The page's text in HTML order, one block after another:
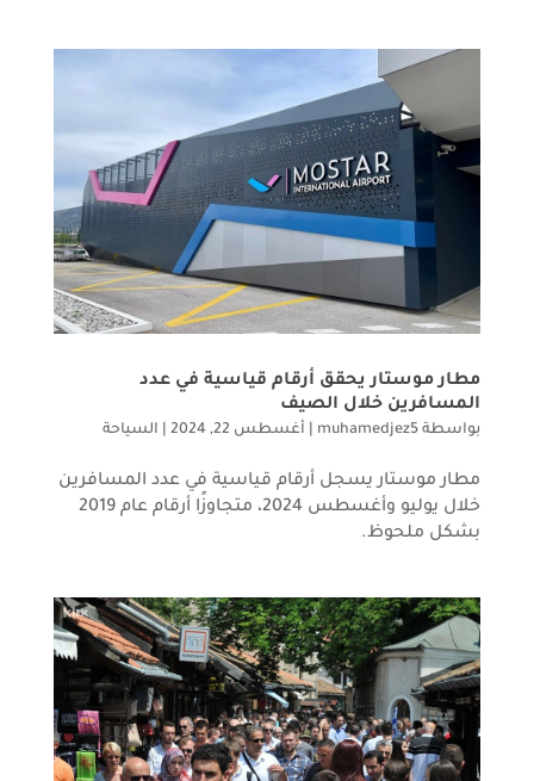
مطار موستار يحقق أرقام قياسية في عدد
المسافرين خلال الصيف
بواسطة muhamedjez5 أغسطس 22, 2024 | السياحة
مطار موستار يسجل أرقام قياسية في عدد المسافرين
خلال يوليو وأغسطس 2024، متجاوزًا أرقام عام 2019
بشكل ملحوظ.